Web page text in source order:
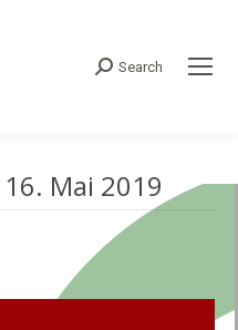
Search:
Search
16. Mai 2019